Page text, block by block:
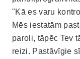
"Kā es varu
Mēs iestatām
paroli, tāpēc Tev
reizi. Pastāvīgie